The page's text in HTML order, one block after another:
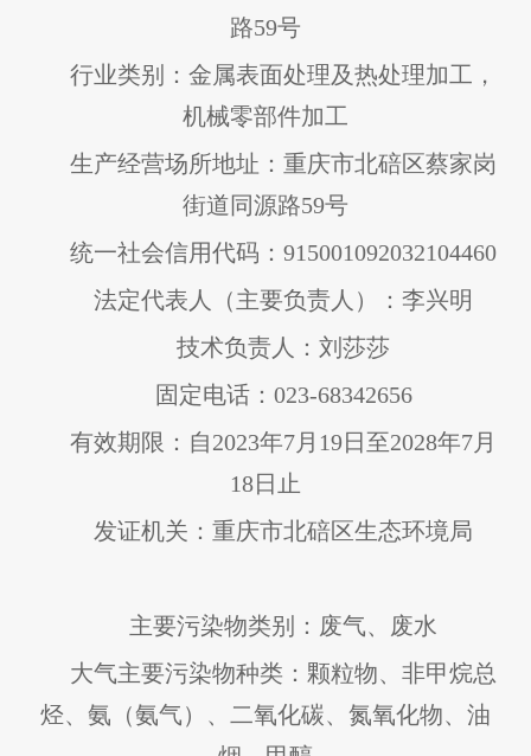
路59号
行业类别：金属表面处理及热处理加工，
机械零部件加工
生产经营场所地址：重庆市北碚区蔡家岗
街道同源路59号
统一社会信用代码：915001092032104460
法定代表人（主要负责人）：李兴明
技术负责人：刘莎莎
固定电话：023-68342656
有效期限：自2023年7月19日至2028年7月
18日止
发证机关：重庆市北碚区生态环境局
主要污染物类别：废气、废水
大气主要污染物种类：颗粒物、非甲烷总
烃、氨（氨气）、二氧化碳、氮氧化物、油